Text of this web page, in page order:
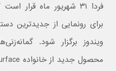
فردا ۳۱ شهریور ماه
برای رونمایی از جدیدترین
ویندوز برگزار شود.